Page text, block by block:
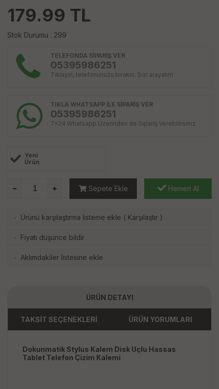
179.99 TL
Stok Durumu : 299
TELEFONDA SİPARİŞ VER
05395986251
Tıklayın, telefonunuzu bırakın. Sizi arayalım.
TIKLA WHATSAPP İLE SİPARİŞ VER
05395986251
7x24 Whatsapp Üzerinden de Sipariş Verebilirsiniz.
Yeni
Ürün
Sepete Ekle Hemen Al
· Ürünü karşılaştırma listeme ekle ( Karşılaştır )
· Fiyatı düşünce bildir
· Aklımdakiler listesine ekle
ÜRÜN DETAYI
TAKSİT SEÇENEKLERİ ÜRÜN YORUMLARI
Dokunmatik Stylus Kalem Disk Uçlu Hassas
Tablet Telefon Çizim Kalemi